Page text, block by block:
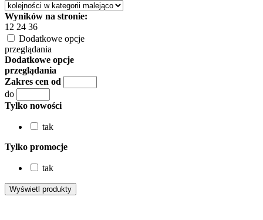
Wyników na stronie:
12 24 36
Dodatkowe opcje
przeglądania
Dodatkowe opcje
przeglądania
Zakres cen od
do
Tylko nowości
tak
Tylko promocje
tak